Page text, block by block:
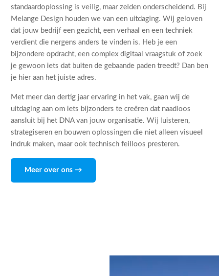
standaardoplossing is veilig, maar zelden onderscheidend. Bij
Melange Design houden we van een uitdaging. Wij geloven
dat jouw bedrijf een gezicht, een verhaal en een techniek
verdient die nergens anders te vinden is. Heb je een
bijzondere opdracht, een complex digitaal vraagstuk of zoek
je gewoon iets dat buiten de gebaande paden treedt? Dan ben
je hier aan het juiste adres.
Met meer dan dertig jaar ervaring in het vak, gaan wij de
uitdaging aan om iets bijzonders te creëren dat naadloos
aansluit bij het DNA van jouw organisatie. Wij luisteren,
strategiseren en bouwen oplossingen die niet alleen visueel
indruk maken, maar ook technisch feilloos presteren.
Meer over ons →